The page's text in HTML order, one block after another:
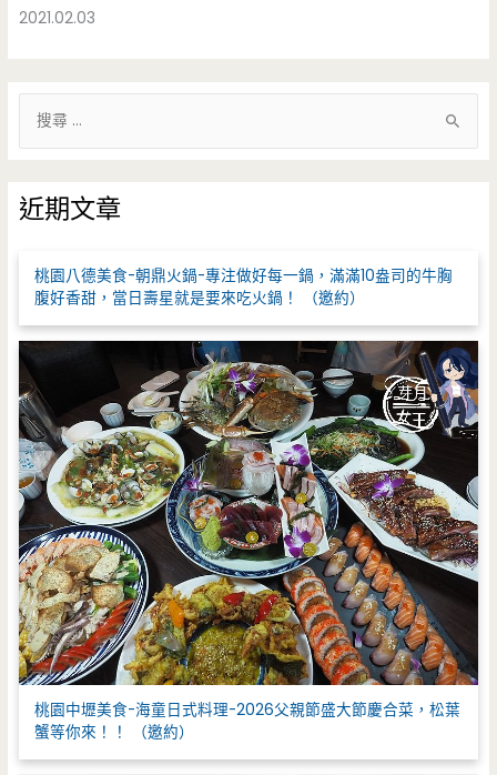
2021.02.03
鍵
字
近期文章
桃園八德美食-朝鼎火鍋-專注做好每一鍋，滿滿10盎司的牛胸
腹好香甜，當日壽星就是要來吃火鍋！ （邀約）
桃園中壢美食-海童日式料理-2026父親節盛大節慶合菜，松葉
蟹等你來！！ （邀約）